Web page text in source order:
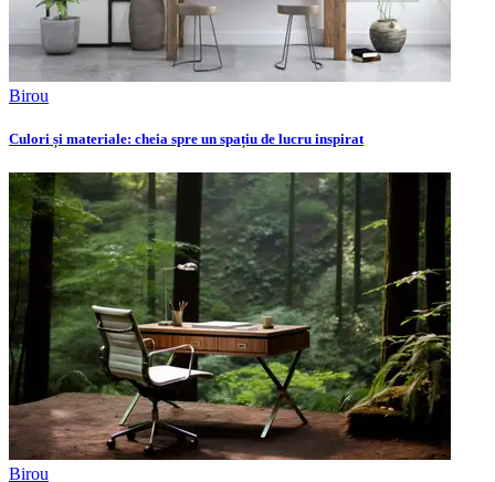
Birou
Culori și materiale: cheia spre un spațiu de lucru inspirat
Birou